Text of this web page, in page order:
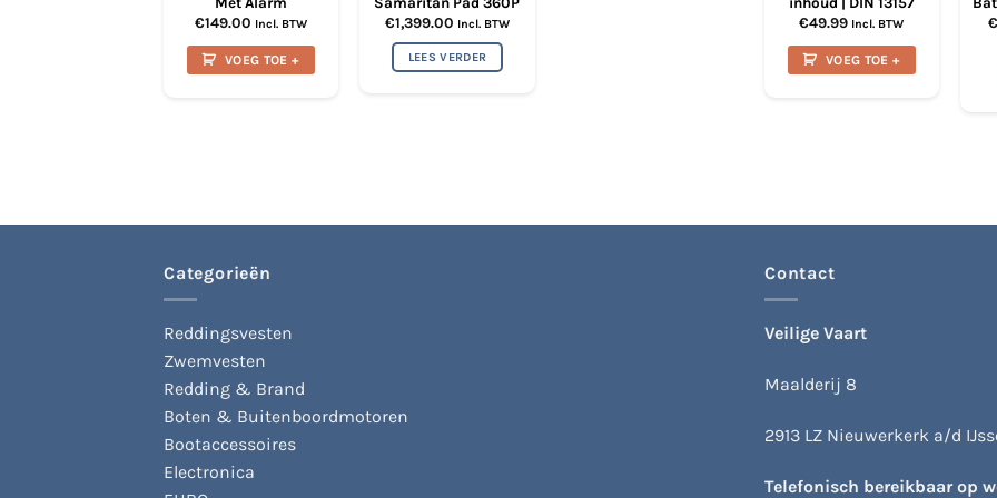
€149.00 Incl. BTW
VOEG TOE +
€1,399.00 Incl. BTW
LEES VERDER
€49.99 Incl. BTW
VOEG TOE +
€
Categorieën
Reddingsvesten
Zwemvesten
Redding & Brand
Boten & Buitenboordmotoren
Bootaccessoires
Electronica
Contact
Veilige Vaart
Maalderij 8
2913 LZ Nieuwerkerk a/d
Telefonisch bereikbaar op